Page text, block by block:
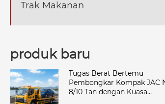
Trak Makanan
produk baru
Tugas Berat Bertemu
Pembongkar Kompak JAC
8/10 Tan dengan Kuasa